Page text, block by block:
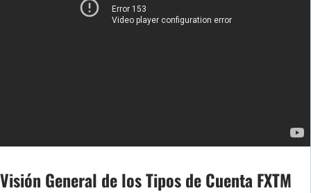
Visión General de los Tipos de Cuenta FXTM